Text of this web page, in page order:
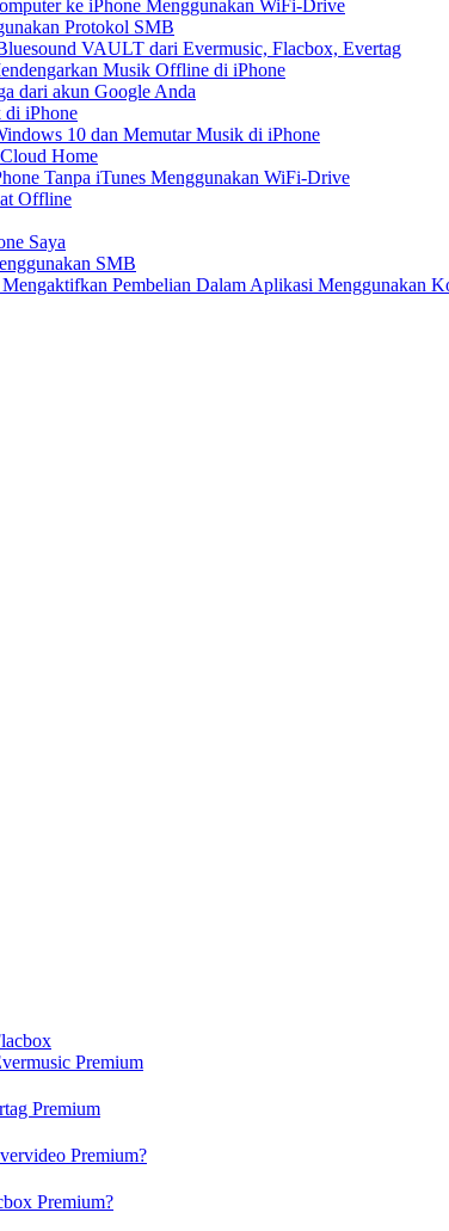
ke iPhone Menggunakan WiFi-Drive
Protokol SMB
VAULT dari Evermusic, Flacbox, Evertag
Musik Offline di iPhone
dari akun Google Anda
di iPhone
10 dan Memutar Musik di iPhone
Home
Tanpa iTunes Menggunakan WiFi-Drive
Offline
Saya
SMB
Pembelian Dalam Aplikasi Menggunakan
Premium
Premium
Premium?
Premium?